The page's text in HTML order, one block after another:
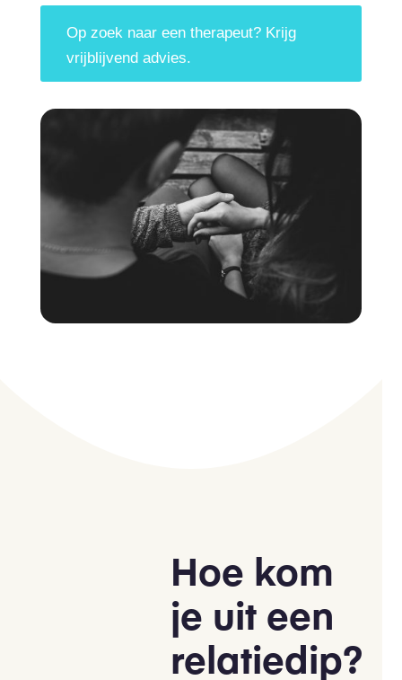
Op zoek naar een therapeut? Krijg
vrijblijvend advies.
Hoe kom
je uit een
relatiedip?